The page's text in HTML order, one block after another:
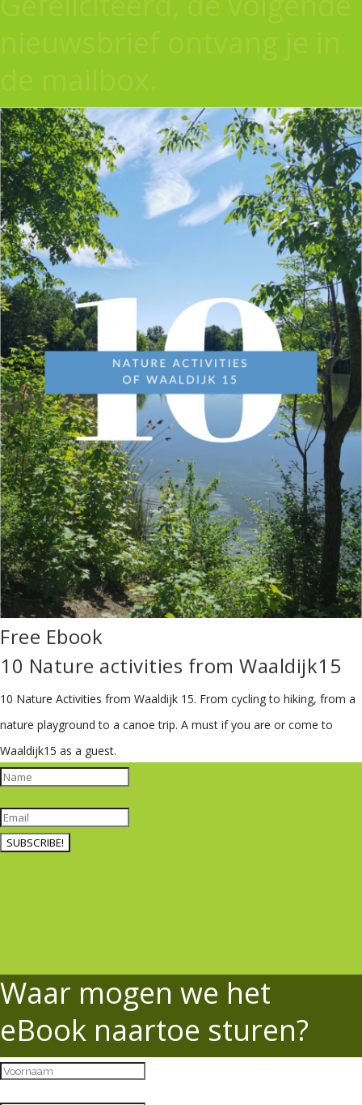
Free Ebook
10 Nature activities from Waaldijk15
10 Nature Activities from Waaldijk 15. From cycling to hiking, from a
nature playground to a canoe trip. A must if you are or come to
Waaldijk15 as a guest.
SUBSCRIBE!
Waar mogen we het
eBook naartoe sturen?